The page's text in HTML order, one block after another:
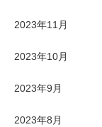
2023年11月
2023年10月
2023年9月
2023年8月